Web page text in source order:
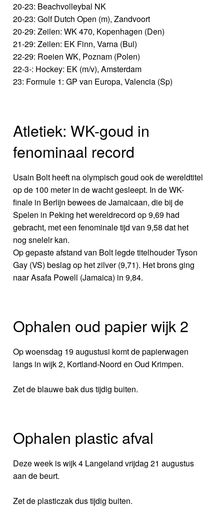
20-23: Beachvolleybal NK
20-23: Golf Dutch Open (m), Zandvoort
20-29: Zeilen: WK 470, Kopenhagen (Den)
21-29: Zeilen: EK Finn, Varna (Bul)
22-29: Roeien WK, Poznam (Polen)
22-3-: Hockey: EK (m/v), Amsterdam
23: Formule 1: GP van Europa, Valencia (Sp)
Atletiek: WK-goud in
fenominaal record
Usain Bolt heeft na olympisch goud ook de wereldtitel
op de 100 meter in de wacht gesleept. In de WK-
finale in Berlijn bewees de Jamaicaan, die bij de
Spelen in Peking het wereldrecord op 9,69 had
gebracht, met een fenominale tijd van 9,58 dat het
nog snelelr kan.
Op gepaste afstand van Bolt legde titelhouder Tyson
Gay (VS) beslag op het zilver (9,71). Het brons ging
naar Asafa Powell (Jamaica) in 9,84.
Ophalen oud papier wijk 2
Op woensdag 19 augustusi komt de papierwagen
langs in wijk 2, Kortland-Noord en Oud Krimpen.
Zet de blauwe bak dus tijdig buiten.
Ophalen plastic afval
Deze week is wijk 4 Langeland vrijdag 21 augustus
aan de beurt.
Zet de plasticzak dus tijdig buiten.